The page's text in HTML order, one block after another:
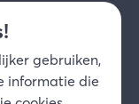
gebruiken,
informatie die